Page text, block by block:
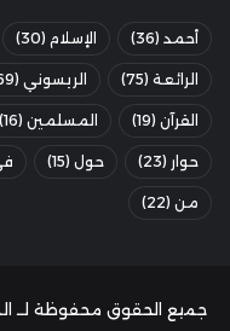
أحمد (36) الإسلام (30)
الرائعة (75) الريسوني (669)
القرآن (19) المسلمين (16)
حوار (23) حول (15)
من (22)
جميع الحقوق محفوظة لــ